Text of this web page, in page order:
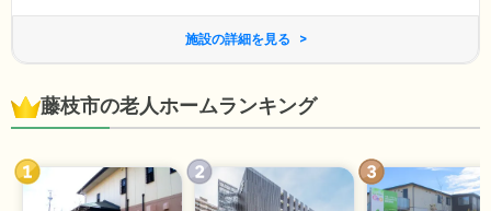
施設の詳細を見る
藤枝市の老人ホームランキング